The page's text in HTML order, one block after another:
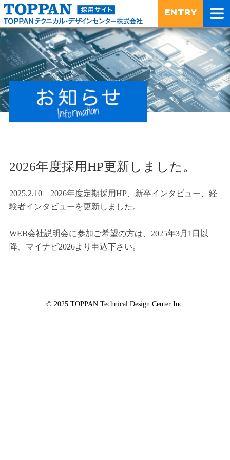
ENTRY
2026年度採用HP更新しました。
2025.2.10 2026年度定期採用HP、新卒インタビュー、経
験者インタビューを更新しました。
WEB会社説明会に参加ご希望の方は、2025年3月1日以
降、マイナビ2026より申込下さい。
© 2025 TOPPAN Technical Design Center Inc.